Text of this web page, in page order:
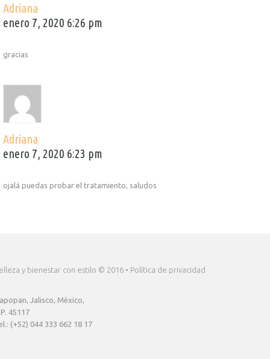
Adriana
enero 7, 2020 6:26 pm
gracias
Adriana
enero 7, 2020 6:23 pm
ojalá puedas probar el tratamiento, saludos
y bienestar con estilo © 2016 • Política de privacidad
Jalisco, México,
45117
(+52) 044 333 662 18 17